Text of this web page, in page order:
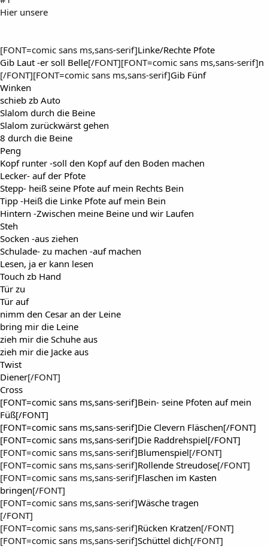
Hier unsere
[FONT=comic sans ms,sans-serif]Linke/Rechte Pfote
Gib Laut -er soll Belle[/FONT][FONT=comic sans ms,sans-serif]n
[/FONT][FONT=comic sans ms,sans-serif]Gib Fünf
Winken
schieb zb Auto
Slalom durch die Beine
Slalom zurückwärst gehen
8 durch die Beine
Peng
Kopf runter -soll den Kopf auf den Boden machen
Lecker- auf der Pfote
Stepp- heiß seine Pfote auf mein Rechts Bein
Tipp -Heiß die Linke Pfote auf mein Bein
Hintern -Zwischen meine Beine und wir Laufen
Steh
Socken -aus ziehen
Schulade- zu machen -auf machen
Lesen, ja er kann lesen
Touch zb Hand
Tür zu
Tür auf
nimm den Cesar an der Leine
bring mir die Leine
zieh mir die Schuhe aus
zieh mir die Jacke aus
Twist
Diener[/FONT]
Cross
[FONT=comic sans ms,sans-serif]Bein- seine Pfoten auf mein
Füß[/FONT]
[FONT=comic sans ms,sans-serif]Die Clevern Fläschen[/FONT]
[FONT=comic sans ms,sans-serif]Die Raddrehspiel[/FONT]
[FONT=comic sans ms,sans-serif]Blumenspiel[/FONT]
[FONT=comic sans ms,sans-serif]Rollende Streudose[/FONT]
[FONT=comic sans ms,sans-serif]Flaschen im Kasten
bringen[/FONT]
[FONT=comic sans ms,sans-serif]Wäsche tragen
[/FONT]
[FONT=comic sans ms,sans-serif]Rücken Kratzen[/FONT]
[FONT=comic sans ms,sans-serif]Schüttel dich[/FONT]